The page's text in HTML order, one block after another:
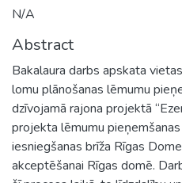
N/A
Abstract
Bakalaura darbs apskata
lomu plānošanas lēmumu
dzīvojamā rajona projektā
projekta lēmumu
iesniegšanas brīža Rīgas
akceptēšanai Rīgas domē.